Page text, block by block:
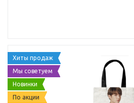
Хиты продаж
Мы советуем
Новинки
По акции